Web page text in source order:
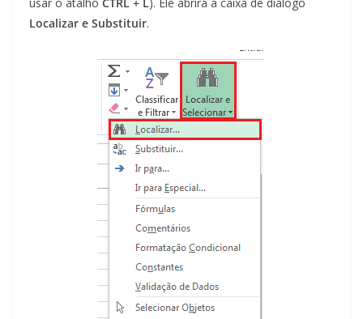
usar o atalho CTRL + L). Ele abrirá a caixa de diálogo
Localizar e Substituir.